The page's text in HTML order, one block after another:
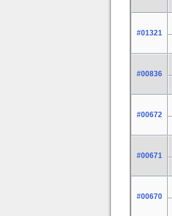
#01321
#00836
#00672
#00671
#00670